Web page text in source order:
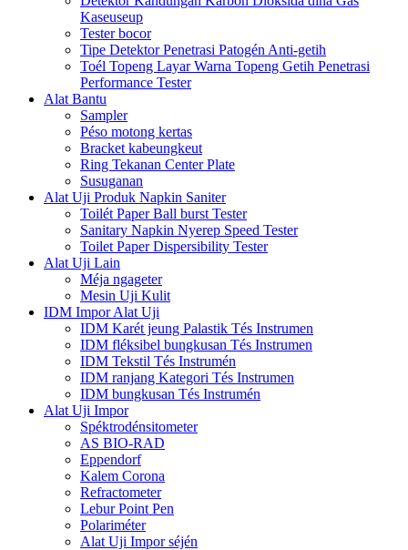
Kaseuseup
Tester bocor
Tipe Detektor Penetrasi Patogén Anti-getih
Toél Topeng Layar Warna Topeng Getih Penetrasi
Performance Tester
Alat Bantu
Sampler
Péso motong kertas
Bracket kabeungkeut
Ring Tekanan Center Plate
Susuganan
Alat Uji Produk Napkin Saniter
Toilét Paper Ball burst Tester
Sanitary Napkin Nyerep Speed ​​Tester
Toilet Paper Dispersibility Tester
Alat Uji Lain
Méja ngageter
Mesin Uji Kulit
IDM Impor Alat Uji
IDM Karét jeung Palastik Tés Instrumen
IDM fléksibel bungkusan Tés Instrumen
IDM Tekstil Tés Instrumén
IDM ranjang Kategori Tés Instrumen
IDM bungkusan Tés Instrumén
Alat Uji Impor
Spéktrodénsitometer
AS BIO-RAD
Eppendorf
Kalem Corona
Refractometer
Lebur Point Pen
Polariméter
Alat Uji Impor séjén